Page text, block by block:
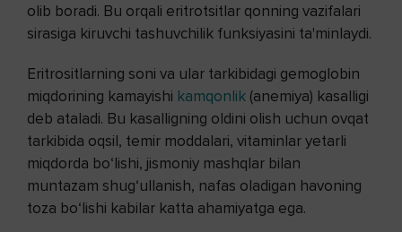
olib boradi. Bu orqali eritrotsitlar qonning vazifalari
sirasiga kiruvchi tashuvchilik funksiyasini ta'minlaydi.
Eritrositlarning soni va ular tarkibidagi gemoglobin
miqdorining kamayishi kamqonlik (anemiya) kasalligi
deb ataladi. Bu kasalligning oldini olish uchun ovqat
tarkibida oqsil, temir moddalari, vitaminlar yetarli
miqdorda bo‘lishi, jismoniy mashqlar bilan
muntazam shug‘ullanish, nafas oladigan havoning
toza bo‘lishi kabilar katta ahamiyatga ega.